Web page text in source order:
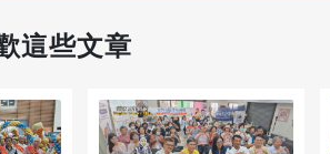
這些文章